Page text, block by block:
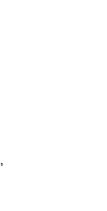
,